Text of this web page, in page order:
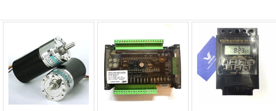
Mua hàng Mua hàng